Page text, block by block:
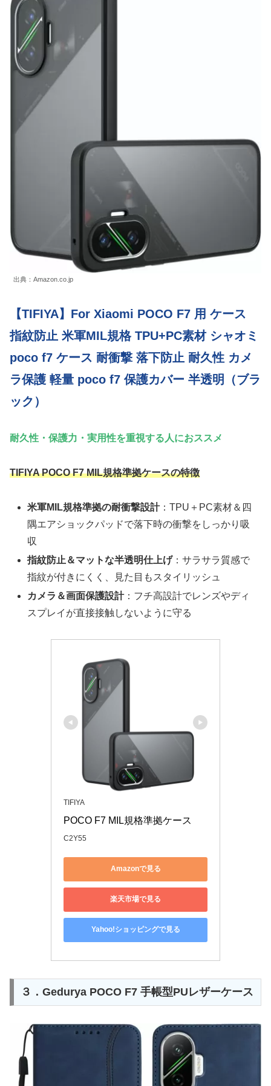
出典：Amazon.co.jp
【TIFIYA】For Xiaomi POCO F7 用 ケース
指紋防止 米軍MIL規格 TPU+PC素材 シャオミ
poco f7 ケース 耐衝撃 落下防止 耐久性 カメ
ラ保護 軽量 poco f7 保護カバー 半透明（ブラ
ック）
耐久性・保護力・実用性を重視する人におススメ
TIFIYA POCO F7 MIL規格準拠ケースの特徴
米軍MIL規格準拠の耐衝撃設計：TPU＋PC素材＆四
隅エアショックパッドで落下時の衝撃をしっかり吸
収
指紋防止＆マットな半透明仕上げ：サラサラ質感で
指紋が付きにくく、見た目もスタイリッシュ
カメラ＆画面保護設計：フチ高設計でレンズやディ
スプレイが直接接触しないように守る
TIFIYA
POCO F7 MIL規格準拠ケース
C2Y55
Amazonで見る
楽天市場で見る
Yahoo!ショッピングで見る
３．Gedurya POCO F7 手帳型PUレザーケース